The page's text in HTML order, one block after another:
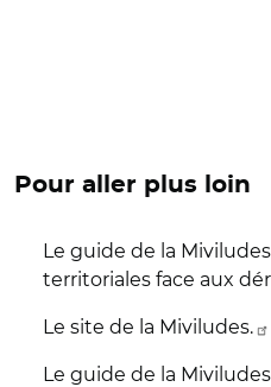
Pour aller plus loin
Le guide de la
territoriales face aux
Le site de la Miviludes.
Le guide de la